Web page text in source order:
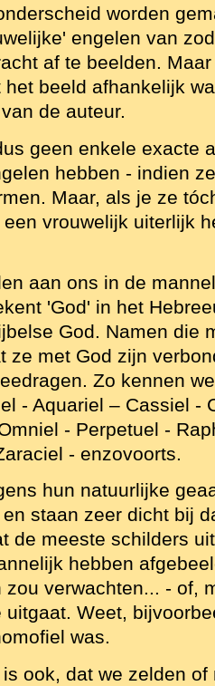
worden
engelen van
af te beelden.
beeld afhankelijk
de auteur.
geen enkele exacte
hebben - indien
Maar, als je ze
vrouwelijk uiterlijk
aan ons in de
'God' in het
God. Namen die
ze met God zijn
Zo kennen
- Aquariel – Cassiel -
- Perpetuel -
- enzovoorts.
hun natuurlijke
staan zeer dicht bij
de meeste schilders
hebben
verwachten... - of,
uitgaat. Weet,
was.
ook, dat we zelden